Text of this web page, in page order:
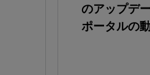
のアップデ
ポータルの